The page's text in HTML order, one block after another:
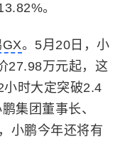
。
。5月20日，小
27.98万元起，这
时大定突破2.4
集团董事长、
小鹏今年还将有